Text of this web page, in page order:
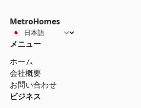
MetroHomes
メニュー
ホーム
会社概要
お問い合わせ
ビジネス